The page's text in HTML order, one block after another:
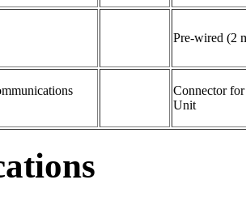
Pre-wired (2
Connector
Unit